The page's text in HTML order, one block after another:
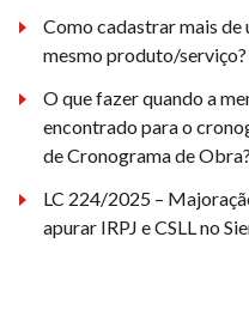
Como cadastrar mais de
mesmo produto/serviço?
O que fazer quando a
encontrado para o
de Cronograma de Obra?
LC 224/2025 –
apurar IRPJ e CSLL no